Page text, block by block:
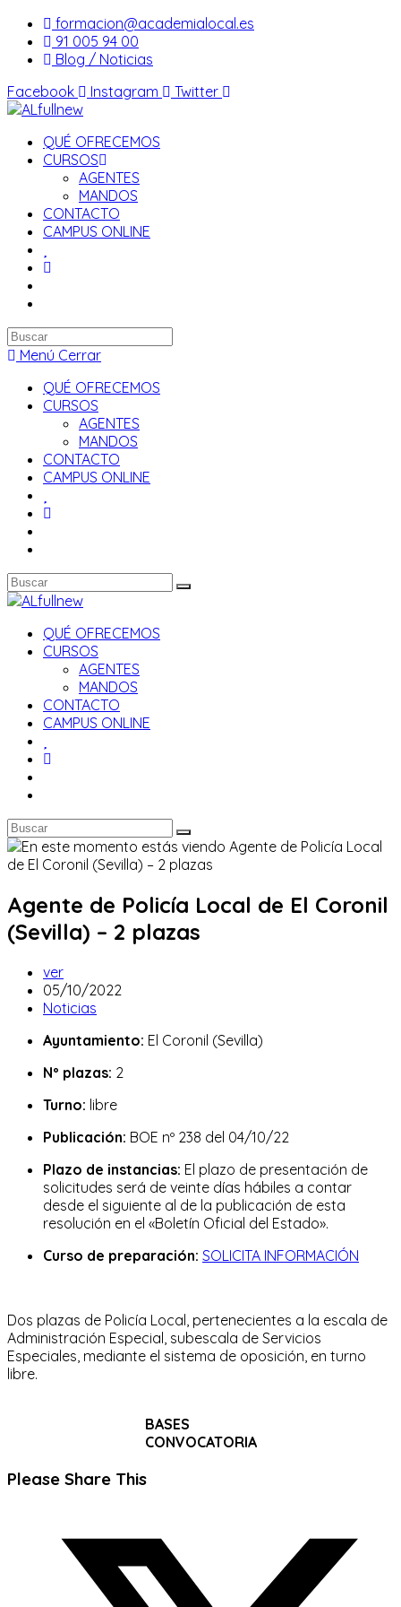
Saltar
contenido
formacion@academialocal.es
91 005 94 00
Blog / Noticias
Facebook
Instagram Twitter
QUÉ OFRECEMOS
CURSOS
AGENTES
MANDOS
CONTACTO
CAMPUS ONLINE
Buscar
en
web
Menú Cerrar
QUÉ OFRECEMOS
CURSOS
AGENTES
MANDOS
CONTACTO
CAMPUS ONLINE
QUÉ OFRECEMOS
CURSOS
AGENTES
MANDOS
CONTACTO
CAMPUS ONLINE
Agente de Policía Local de El Coronil
(Sevilla) – 2 plazas
Autor
de
la
ver
Publicación
de
entrada:
05/10/2022
Categoría
la
Noticias
Ayuntamiento: El Coronil (Sevilla)
Nº plazas: 2
Turno: libre
Publicación: BOE nº 238 del 04/10/22
Plazo de instancias: El plazo de presentación de
solicitudes será de veinte días hábiles a contar
desde el siguiente al de la publicación de esta
resolución en el «Boletín Oficial del Estado».
Curso de preparación: SOLICITA INFORMACIÓN
Dos plazas de Policía Local, pertenecientes a la escala de
Administración Especial, subescala de Servicios
Especiales, mediante el sistema de oposición, en turno
libre.
BASES
CONVOCATORIA
Please Share ThisCompartir